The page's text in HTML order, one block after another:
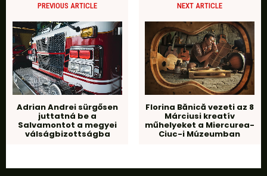
PREVIOUS ARTICLE
Adrian Andrei sürgősen
juttatná be a
Salvamontot a megyei
válságbizottságba
NEXT ARTICLE
Florina Bănică vezeti az 8
Márciusi kreatív
műhelyeket a Miercurea-
Ciuc-i Múzeumban